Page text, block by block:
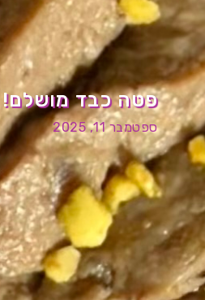
פטה כבד מושלם!
ספטמבר 11, 2025